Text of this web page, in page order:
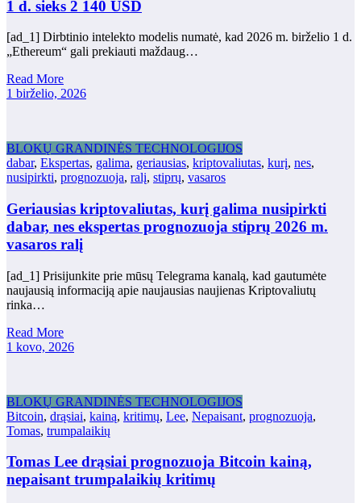
1 d. sieks 2 140 USD
[ad_1] Dirbtinio intelekto modelis numatė, kad 2026 m. birželio 1 d.
„Ethereum“ gali prekiauti maždaug…
Read More
1 birželio, 2026
BLOKŲ GRANDINĖS TECHNOLOGIJOS
dabar, Ekspertas, galima, geriausias, kriptovaliutas, kurį, nes,
nusipirkti, prognozuoja, ralį, stiprų, vasaros
Geriausias kriptovaliutas, kurį galima nusipirkti
dabar, nes ekspertas prognozuoja stiprų 2026 m.
vasaros ralį
[ad_1] Prisijunkite prie mūsų Telegrama kanalą, kad gautumėte
naujausią informaciją apie naujausias naujienas Kriptovaliutų
rinka…
Read More
1 kovo, 2026
BLOKŲ GRANDINĖS TECHNOLOGIJOS
Bitcoin, drąsiai, kainą, kritimų, Lee, Nepaisant, prognozuoja,
Tomas, trumpalaikių
Tomas Lee drąsiai prognozuoja Bitcoin kainą,
nepaisant trumpalaikių kritimų